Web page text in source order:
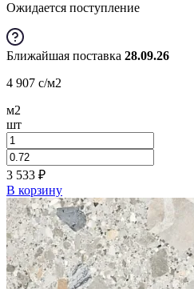
Ожидается поступление
Ближайшая поставка 28.09.26
4 907 c/м2
м2
шт
3 533 ₽
В корзину